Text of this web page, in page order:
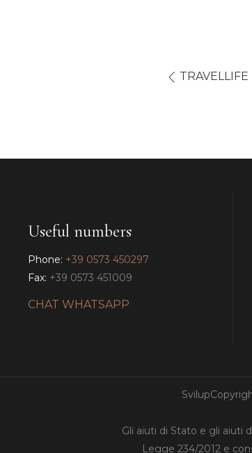
TRAVELLIFE
Useful numbers
Phone: +39 0573 450297
Fax: +39 0573 451009
CHAT WHATSAPP
Gli aiuti di Stato e gli aiuti
Legge 234/2012 e